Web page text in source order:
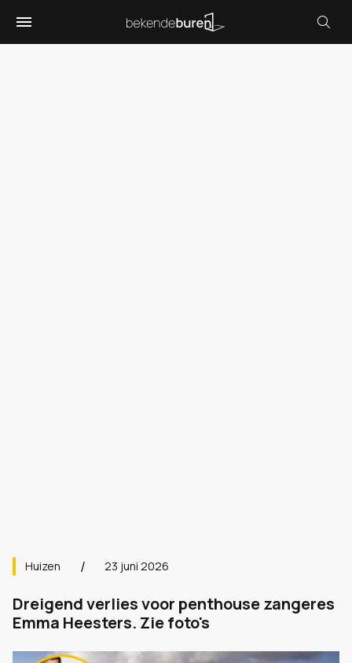
Huizen 23 juni 2026
Dreigend verlies voor penthouse zangeres
Emma Heesters. Zie foto's